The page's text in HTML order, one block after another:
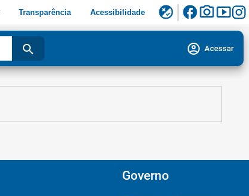
Transparência Acessibilidade flaky facebookphoto_camerasmart_display
search account_circle Acessar
Governo